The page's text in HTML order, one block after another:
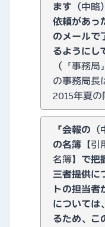
ます （中略）
依頼があっ
のメールで
るようにし
（「事務
の事務局長
2015年夏の
「会報の
の名簿 【
名簿】 で把
三者提供に
トの担当者
については
るため、こ